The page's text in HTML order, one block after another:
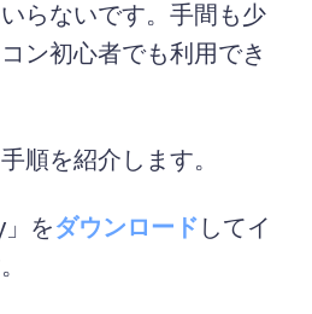
らないです。手間も少
ン初心者でも利用でき
順を紹介します。
をダウンロードしてイ